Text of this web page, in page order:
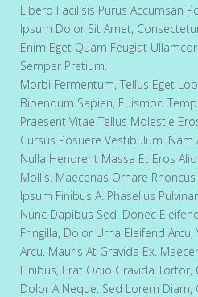
Libero Facilisis Purus Accumsan
Ipsum Dolor Sit Amet,
Enim Eget Quam Feugiat
Semper Pretium.
Morbi Fermentum, Tellus Eget
Bibendum Sapien, Euismod
Praesent Vitae Tellus Molestie
Cursus Posuere Vestibulum. Nam
Nulla Hendrerit Massa Et Eros
Mollis. Maecenas Ornare
Ipsum Finibus A. Phasellus
Nunc Dapibus Sed. Donec
Fringilla, Dolor Urna Eleifend
Arcu. Mauris At Gravida Ex.
Finibus, Erat Odio Gravida
Dolor A Neque. Sed Lorem Diam,